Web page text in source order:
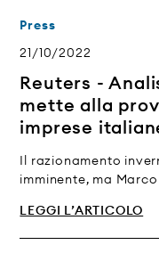
Press
21/10/2022
Reuters -
mette alla
imprese
Il razionamento
imminente, ma
LEGGI L’ARTICOLO